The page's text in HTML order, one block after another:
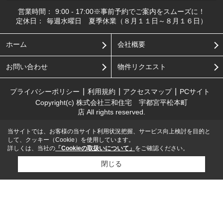
営業時間：
9:00 - 17:00※事前予約でご案内をスムーズに！
定休日：
毎週水曜日 夏季休業（８月１１日～８月１６日）
ホーム 会社概要
お問い合わせ 物件リクエスト
プライバシーポリシー 利用規約 アクセスマップ
PCサイト
Copyright(c) 株式会社三和住宅 宇都宮平松本町
店 All rights reserved.
当サイトでは、お客様の当サイト利用状況把握、サービス向上検討を目的と
して、クッキー（Cookie）を使用しています。
詳しくは、当社の 「Cookieの取扱いについて」 をご確認ください。
閉じる